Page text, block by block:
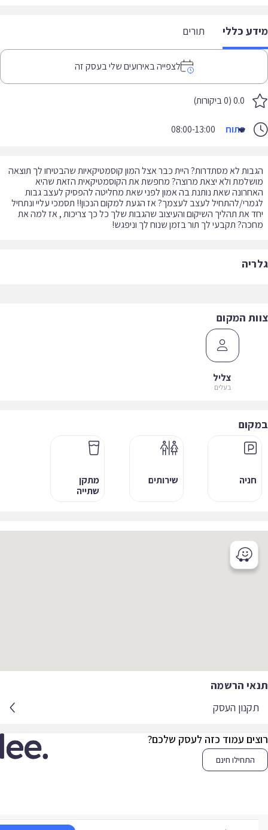
כללי תורים
לצפייה באירועים שלי בעסק זה
0.0 (0 ביקורות)
פתוח 08:00-13:00
לא מסתדרות? היית כבר אצל המון קוסמטיקאיות שהבטיחו לך תוצאה
ולא יצאת מרוצה? מחפשת את הקוסמטיקאית הזאת שהיא
שאת נותנת בה אמון לפני שאת מחליטה להפסיק לעצב גבות
להתחיל לעצב לעצמך? אז הגעת למקום הנכון!! תסמכי עליי ונתחיל
את תהליך השיקום והעיצוב שהגבות שלך כל כך צריכות , אז למה את
תקבעי לך תור בזמן שנוח לך וניפגש!
המקום
צליל
בעלים
חניה שירותים
מתקן
שתייה
הרשמה
תקנון העסק
עמוד כזה לעסק שלכם?
התחילו חינם